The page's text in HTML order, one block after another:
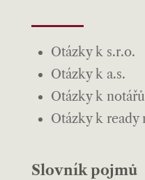
Otázky k s.r.o.
Otázky k a.s.
Otázky k
Otázky k ready
Slovník pojmů